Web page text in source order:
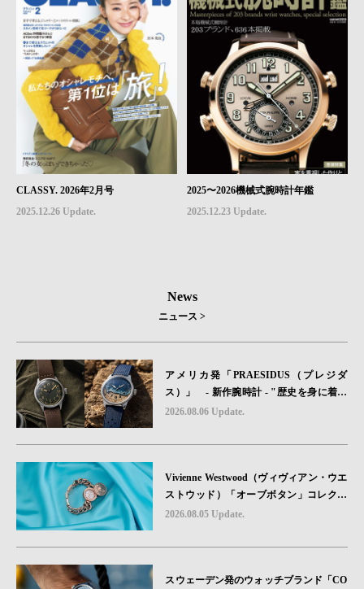
CLASSY. 2026年2月号
2025.12.26 Update.
2025〜2026機械式腕時計年鑑
2025.12.23 Update.
News
ニュース >
アメリカ発「PRAESIDUS（プレジダ
ス）」 - 新作腕時計 - "歴史を身に着け
る“ -戦場を駆け抜けたWillys MBのボンネ
砂を文字盤に閉じ込めた「A-11」コレク
2026.08.06 Update.
Vivienne Westwood（ヴィヴィアン・ウエ
ストウッド）「オーブボタン」コレクシ
ョンに、⽇本限定カラーのローズゴール
2026.08.05 Update.
スウェーデン発のウォッチブランド「CO